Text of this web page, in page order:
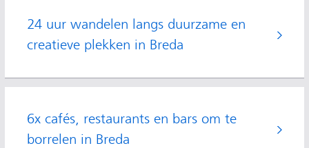
24 uur wandelen langs duurzame en
creatieve plekken in Breda
6x cafés, restaurants en bars om te
borrelen in Breda